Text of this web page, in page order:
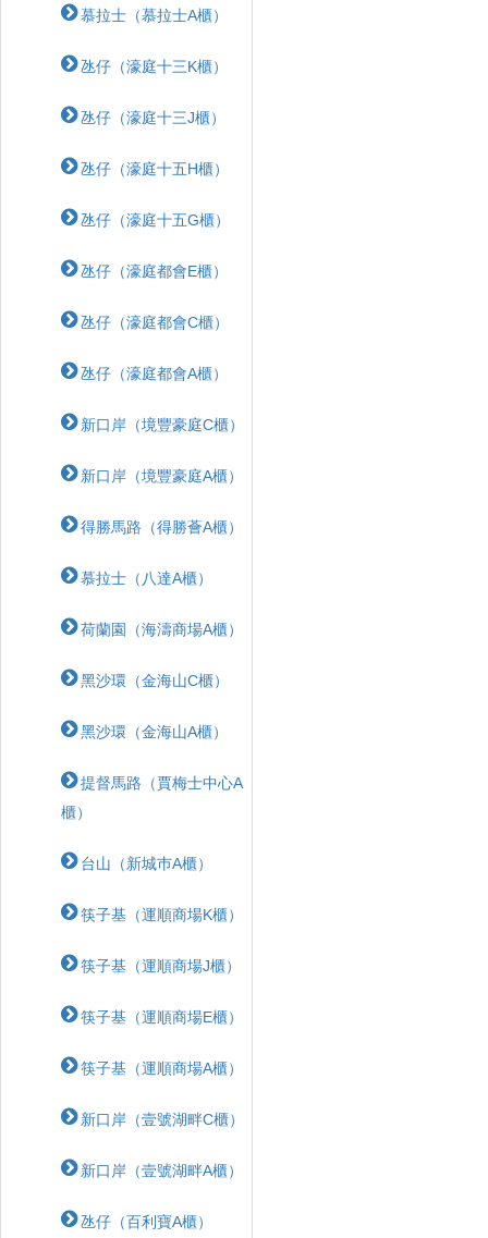
慕拉士（慕拉士A櫃）
氹仔（濠庭十三K櫃）
氹仔（濠庭十三J櫃）
氹仔（濠庭十五H櫃）
氹仔（濠庭十五G櫃）
氹仔（濠庭都會E櫃）
氹仔（濠庭都會C櫃）
氹仔（濠庭都會A櫃）
新口岸（境豐豪庭C櫃）
新口岸（境豐豪庭A櫃）
得勝馬路（得勝薈A櫃）
慕拉士（八達A櫃）
荷蘭園（海濤商場A櫃）
黑沙環（金海山C櫃）
黑沙環（金海山A櫃）
提督馬路（賈梅士中心A
櫃）
台山（新城巿A櫃）
筷子基（運順商場K櫃）
筷子基（運順商場J櫃）
筷子基（運順商場E櫃）
筷子基（運順商場A櫃）
新口岸（壹號湖畔C櫃）
新口岸（壹號湖畔A櫃）
氹仔（百利寶A櫃）